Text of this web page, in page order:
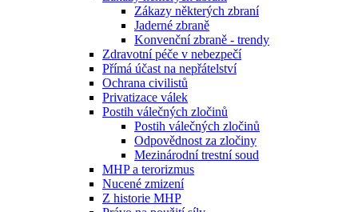
Zákazy některých zbraní
Jaderné zbraně
Konvenční zbraně - trendy
Zdravotní péče v nebezpečí
Přímá účast na nepřátelství
Ochrana civilistů
Privatizace válek
Postih válečných zločinů
Postih válečných zločinů
Odpovědnost za zločiny
Mezinárodní trestní soud
MHP a terorizmus
Nucené zmizení
Z historie MHP